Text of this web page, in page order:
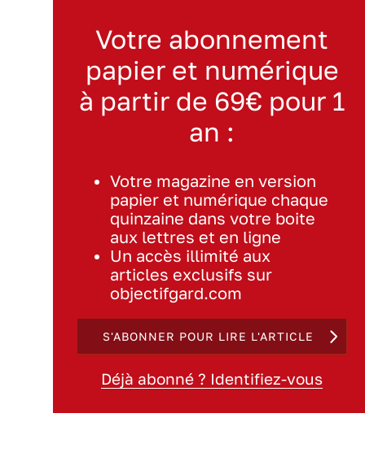
Votre abonnement
papier et numérique
à partir de 69€ pour 1
an :
Votre magazine en version
papier et numérique chaque
quinzaine dans votre boite
aux lettres et en ligne
Un accès illimité aux
articles exclusifs sur
objectifgard.com
S'ABONNER POUR LIRE L'ARTICLE
Déjà abonné ? Identifiez-vous